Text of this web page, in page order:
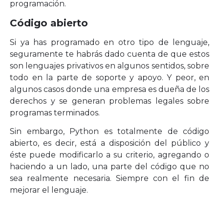
programación.
Código abierto
Si ya has programado en otro tipo de lenguaje,
seguramente te habrás dado cuenta de que estos
son lenguajes privativos en algunos sentidos, sobre
todo en la parte de soporte y apoyo. Y peor, en
algunos casos donde una empresa es dueña de los
derechos y se generan problemas legales sobre
programas terminados.
Sin embargo, Python es totalmente de código
abierto, es decir, está a disposición del público y
éste puede modificarlo a su criterio, agregando o
haciendo a un lado, una parte del código que no
sea realmente necesaria. Siempre con el fin de
mejorar el lenguaje.